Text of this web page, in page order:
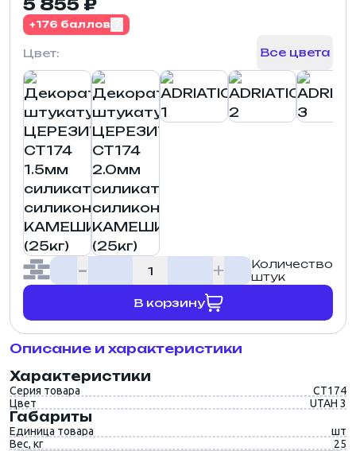
5 855 ₽
+176 баллов
Цвет: Все цвета
Количество
штук
В корзину
Описание и характеристики
Характеристики
Серия товара
CT174
Цвет
UTAH 3
Габариты
Единица товара
шт
Вес, кг
25